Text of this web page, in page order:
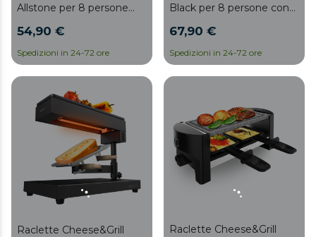
Allstone per 8 persone
struttura di design con
finiture in acciaio
inossidabile, termostato
regolabile e piastra in
pietra naturale con
superficie piana in ferro.
Include 8 padelle piccole
antiaderenti e 8 spatole in
54,90 €
Spedizioni in 24-72 ore
Black per 8 persone con
struttura di design con
finiture in acciaio inox,
termostato regolabile e
piastra grill antiaderente in
superficie mista griglia-
ferro. Include 8 padelle
piccole antiaderenti e 8
spatole in legno.
67,90 €
Spedizioni in 24-72 ore
Raclette Cheese&Grill
Raclette Cheese&Grill